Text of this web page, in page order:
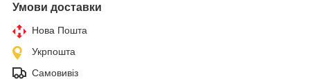
Умови доставки
Нова Пошта
Укрпошта
Самовивіз